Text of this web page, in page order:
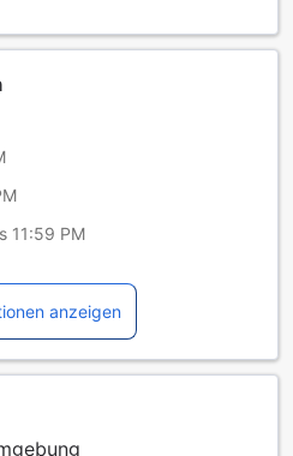
11:59 PM
anzeigen